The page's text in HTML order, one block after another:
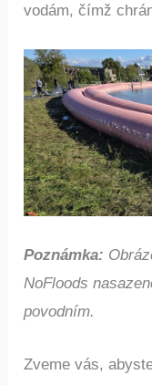
vodám, čímž
Poznámka:
NoFloods
povodním.
Zveme vás,